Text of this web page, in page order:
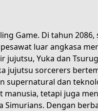
Game. Di tahun
luar angkasa
jujutsu, Yuka dan
jujutsu sorcerers
supernatural dan
tetapi juga
Dengan